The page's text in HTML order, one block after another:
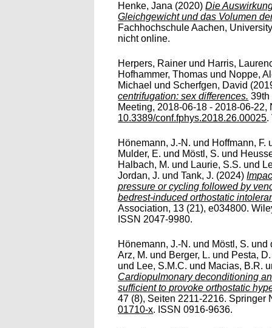
Henke, Jana (2020)Die
Gleichgewicht und das Volumen
Fachhochschule Aachen,
nicht online.
Herpers, Rainer und Harris,
Hofhammer, Thomas und Noppe,
Michael und Scherfgen, David
centrifugation: sex differences. 39th
Meeting, 2018-06-18 - 2018-06-
10.3389/conf.fphys.2018.26.00025.
Hönemann, J.-N. und Hoffmann, F.
Mulder, E. und Möstl, S. und
Halbach, M. und Laurie, S.S. und
Jordan, J. undTank, J. (2024)
pressure or cycling followed by
bedrest-induced orthostatic
Association, 13 (21), e034800.
ISSN 2047-9980.
Hönemann, J.-N. und Möstl, S. und
Arz, M. und Berger, L. und Pesta, D.
und Lee, S.M.C. und Macias, B.R.
Cardiopulmonary deconditioning
sufficient to provoke orthostatic
47 (8), Seiten 2211-2216. Springer
01710-x. ISSN 0916-9636.